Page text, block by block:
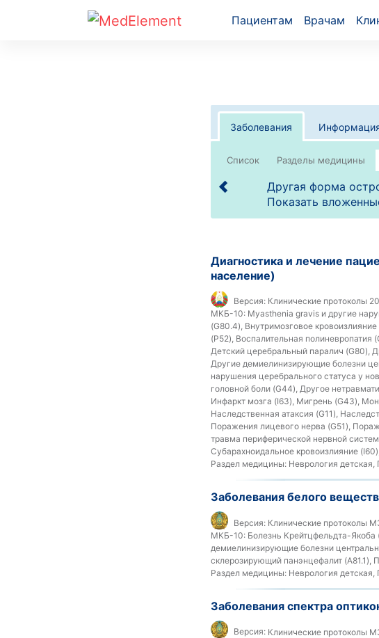
Пациентам Врачам
Заболевания
Список
Другая форма
Показать
Диагностика и лечение
население)
Версия: Клинические протоколы
МКБ-10: Myasthenia gravis и другие
(G80.4), Внутримозговое
(P52), Воспалительная
Детский церебральный паралич (G80),
Другие демиелинизирующие болезни
нарушения церебрального статуса у
головной боли (G44), Другое
Инфаркт мозга (I63), Мигрень (G43),
Наследственная атаксия (G11),
Поражения лицевого нерва (G51),
травма периферической нервной
Субарахноидальное кровоизлияние
Раздел медицины: Неврология детская,
Заболевания белого
Версия: Клинические протоколы
МКБ-10: Болезнь Крейтцфельдта-
демиелинизирующие болезни
склерозирующий панэнцефалит (A81.1),
Раздел медицины: Неврология детская,
Заболевания спектра
Версия: Клинические протоколы